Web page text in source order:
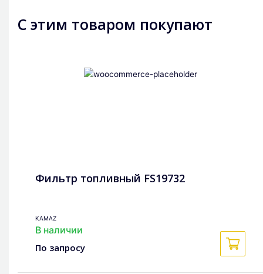
С этим товаром покупают
Фильтр топливный FS19732
KAMAZ
В наличии
По запросу